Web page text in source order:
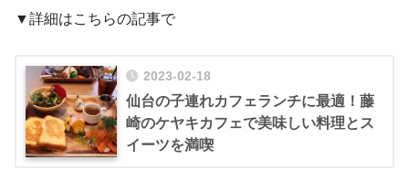
▼詳細はこちらの記事で
2023-02-18
仙台の子連れカフェランチに最適！藤
崎のケヤキカフェで美味しい料理とス
イーツを満喫